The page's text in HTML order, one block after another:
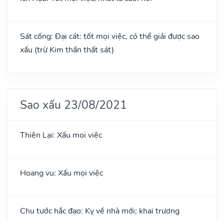
Sát cống: Đại cát: tốt mọi việc, có thể giải được sao
xấu (trừ Kim thần thất sát)
Sao xấu 23/08/2021
Thiên Lại: Xấu mọi việc
Hoang vu: Xấu mọi việc
Chu tước hắc đạo: Kỵ về nhà mới; khai trương